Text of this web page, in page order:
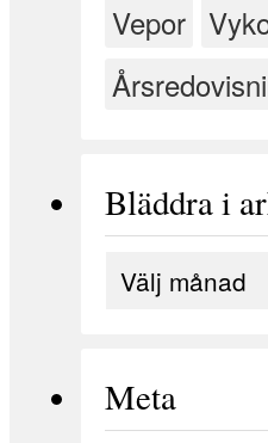
Vepor
Bläddra i
Meta